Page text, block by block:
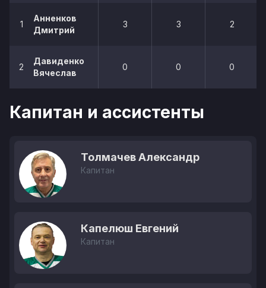
1
Анненков
Дмитрий
3 3 2
2
Давиденко
Вячеслав
0 0 0
Капитан и ассистенты
Толмачев Александр
Капитан
Капелюш Евгений
Капитан